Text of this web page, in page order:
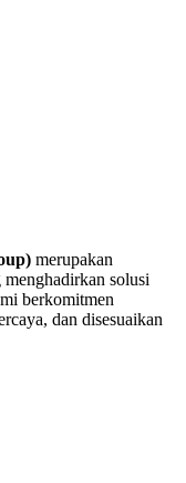
merupakan
menghadirkan solusi
berkomitmen
dan disesuaikan